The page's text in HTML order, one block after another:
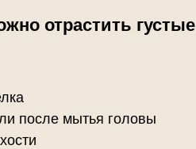
отрастить густые
после мытья головы